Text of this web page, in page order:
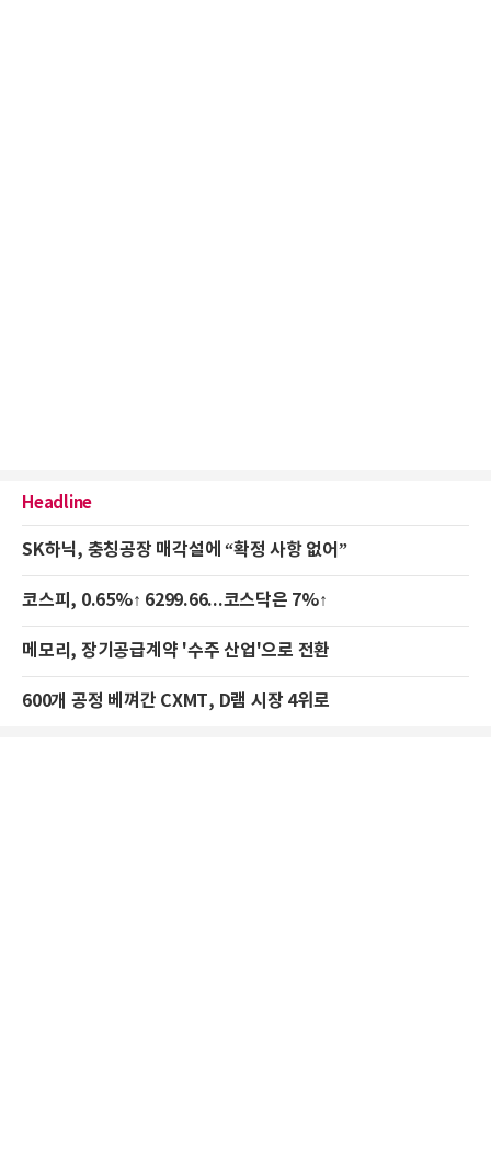
Headline
SK하닉, 충칭공장 매각설에 “확정 사항 없어”
코스피, 0.65%↑ 6299.66...코스닥은 7%↑
메모리, 장기공급계약 '수주 산업'으로 전환
600개 공정 베껴간 CXMT, D램 시장 4위로